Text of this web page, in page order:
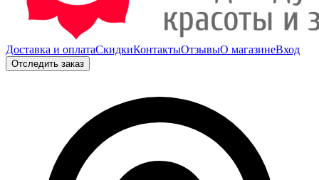
Доставка и оплатаСкидкиКонтактыОтзывыО магазинеВход
Отследить заказ